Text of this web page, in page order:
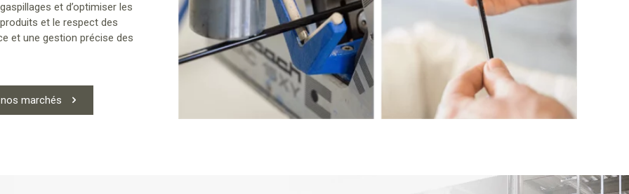
et d’optimiser les
et le respect des
et une gestion précise des
marchés